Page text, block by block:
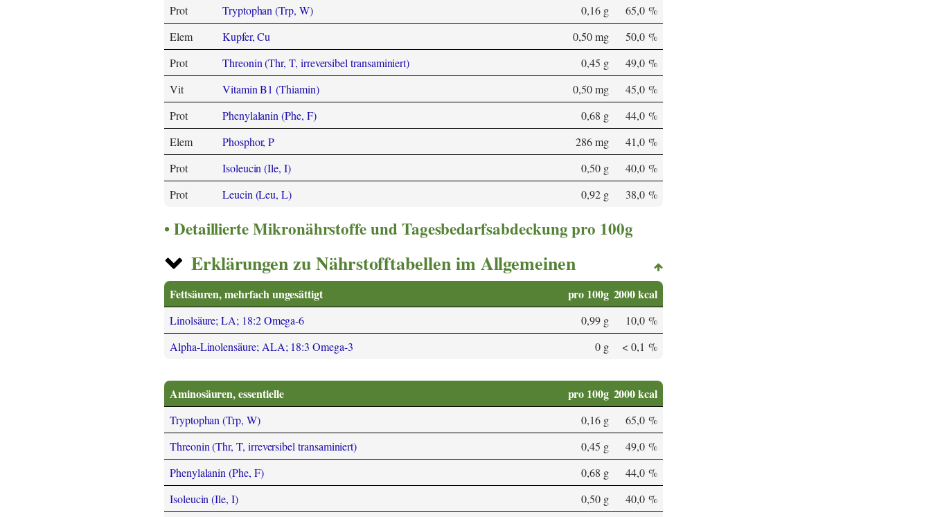
Prot
Tryptophan (Trp, W) 0,16 g
65,0 %
Elem
Kupfer, Cu 0,50 mg
50,0 %
Prot
Threonin (Thr, T, irreversibel transaminiert) 0,45 g
49,0 %
Vit
Vitamin B1 (Thiamin) 0,50 mg
45,0 %
Prot
Phenylalanin (Phe, F) 0,68 g
44,0 %
Elem
Phosphor, P 286 mg
41,0 %
Prot
Isoleucin (Ile, I) 0,50 g
40,0 %
Prot
Leucin (Leu, L) 0,92 g 38,0 %
Detaillierte Mikronährstoffe und Tagesbedarfsabdeckung pro 100g
Erklärungen zu Nährstofftabellen im Allgemeinen
Fettsäuren, mehrfach ungesättigt pro 100g 2000 kcal
Linolsäure; LA; 18:2 Omega-6 0,99 g
10,0 %
Alpha-Linolensäure; ALA; 18:3 Omega-3
0 g < 0,1 %
Aminosäuren, essentielle pro 100g 2000 kcal
Tryptophan (Trp, W) 0,16 g
65,0 %
Threonin (Thr, T, irreversibel transaminiert)
0,45 g
49,0 %
Phenylalanin (Phe, F)
0,68 g
44,0 %
Isoleucin (Ile, I)
0,50 g
40,0 %